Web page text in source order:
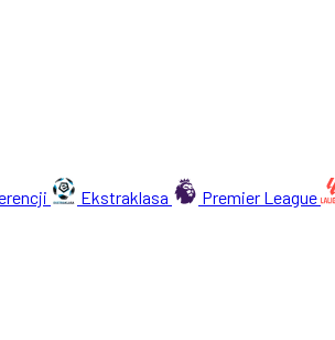
Ekstraklasa Premier League